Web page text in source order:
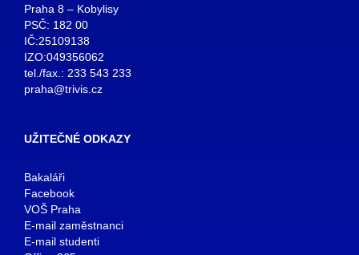
Praha 8 – Kobylisy
PSČ: 182 00
IČ:25109138
IZO:049356062
tel./fax.: 233 543 233
praha@trivis.cz
UŽITEČNÉ ODKAZY
Bakaláři
Facebook
VOŠ Praha
E-mail zaměstnanci
E-mail studenti